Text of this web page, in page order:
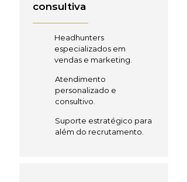
consultiva
Headhunters
especializados em
vendas e marketing.
Atendimento
personalizado e
consultivo.
Suporte estratégico para
além do recrutamento.